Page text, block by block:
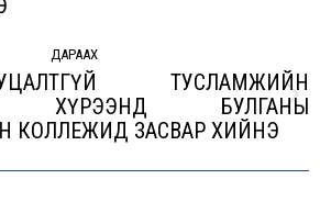
ДАРААХ
Next
post:
ТУСЛАМЖИЙН
ХҮРЭЭНД БУЛГАНЫ
КОЛЛЕЖИД ЗАСВАР ХИЙНЭ